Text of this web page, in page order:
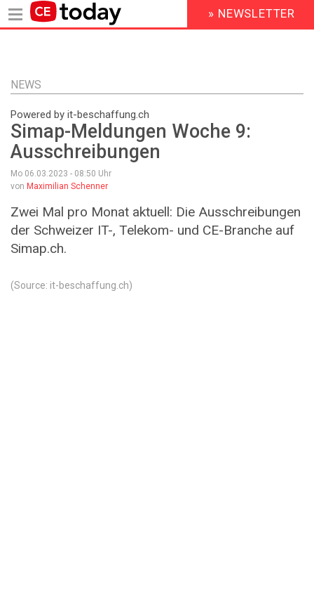
Inhalt
HEADER
MENU
» NEWSLETTER
NEWS
Powered by it-beschaffung.ch
Simap-Meldungen Woche 9:
Ausschreibungen
Mo 06.03.2023 - 08:50 Uhr
von Maximilian Schenner
Zwei Mal pro Monat aktuell: Die Ausschreibungen
der Schweizer IT-, Telekom- und CE-Branche auf
Simap.ch.
(Source: it-beschaffung.ch)